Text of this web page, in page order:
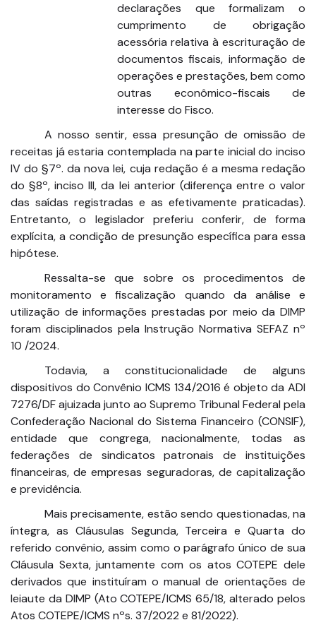
declarações que formalizam o
cumprimento de obrigação
acessória relativa à escrituração de
documentos fiscais, informação de
operações e prestações, bem como
outras econômico-fiscais de
interesse do Fisco.
A nosso sentir, essa presunção de omissão de
receitas já estaria contemplada na parte inicial do inciso
IV do §7º. da nova lei, cuja redação é a mesma redação
do §8º, inciso III, da lei anterior (diferença entre o valor
das saídas registradas e as efetivamente praticadas).
Entretanto, o legislador preferiu conferir, de forma
explícita, a condição de presunção específica para essa
hipótese.
Ressalta-se que sobre os procedimentos de
monitoramento e fiscalização quando da análise e
utilização de informações prestadas por meio da DIMP
foram disciplinados pela Instrução Normativa SEFAZ nº
10 /2024.
Todavia, a constitucionalidade de alguns
dispositivos do Convênio ICMS 134/2016 é objeto da ADI
7276/DF ajuizada junto ao Supremo Tribunal Federal pela
Confederação Nacional do Sistema Financeiro (CONSIF),
entidade que congrega, nacionalmente, todas as
federações de sindicatos patronais de instituições
financeiras, de empresas seguradoras, de capitalização
e previdência.
Mais precisamente, estão sendo questionadas, na
íntegra, as Cláusulas Segunda, Terceira e Quarta do
referido convênio, assim como o parágrafo único de sua
Cláusula Sexta, juntamente com os atos COTEPE dele
derivados que instituíram o manual de orientações de
leiaute da DIMP (Ato COTEPE/ICMS 65/18, alterado pelos
Atos COTEPE/ICMS nºs. 37/2022 e 81/2022).